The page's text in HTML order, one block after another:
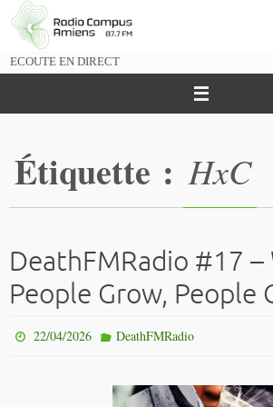
Passer
vers
ECOUTE EN DIRECT
Étiquette : HxC
DeathFMRadio #17 –
People Grow, People
22/04/2026 DeathFMRadio